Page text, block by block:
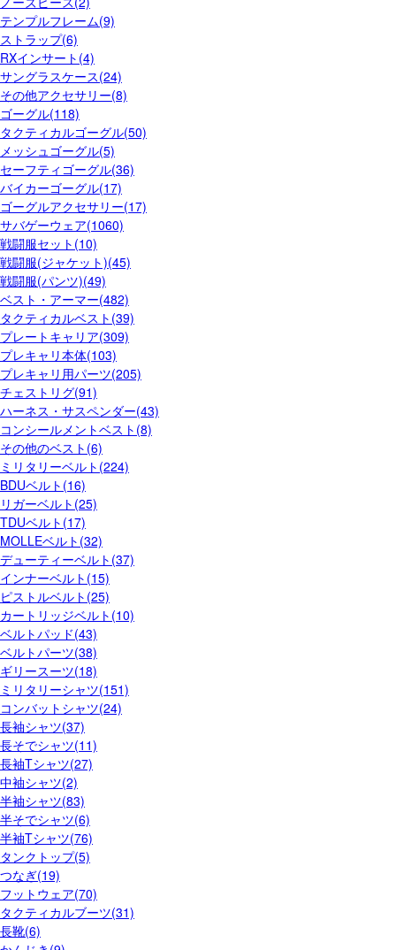
テンプルフレーム(9)
ストラップ(6)
RXインサート(4)
サングラスケース(24)
その他アクセサリー(8)
ゴーグル(118)
タクティカルゴーグル(50)
メッシュゴーグル(5)
セーフティゴーグル(36)
バイカーゴーグル(17)
ゴーグルアクセサリー(17)
サバゲーウェア(1060)
戦闘服セット(10)
戦闘服(ジャケット)(45)
戦闘服(パンツ)(49)
ベスト・アーマー(482)
タクティカルベスト(39)
プレートキャリア(309)
プレキャリ本体(103)
プレキャリ用パーツ(205)
チェストリグ(91)
ハーネス・サスペンダー(43)
コンシールメントベスト(8)
その他のベスト(6)
ミリタリーベルト(224)
BDUベルト(16)
リガーベルト(25)
TDUベルト(17)
MOLLEベルト(32)
デューティーベルト(37)
インナーベルト(15)
ピストルベルト(25)
カートリッジベルト(10)
ベルトパッド(43)
ベルトパーツ(38)
ギリースーツ(18)
ミリタリーシャツ(151)
コンバットシャツ(24)
長袖シャツ(37)
長そでシャツ(11)
長袖Tシャツ(27)
中袖シャツ(2)
半袖シャツ(83)
半そでシャツ(6)
半袖Tシャツ(76)
タンクトップ(5)
つなぎ(19)
フットウェア(70)
タクティカルブーツ(31)
長靴(6)